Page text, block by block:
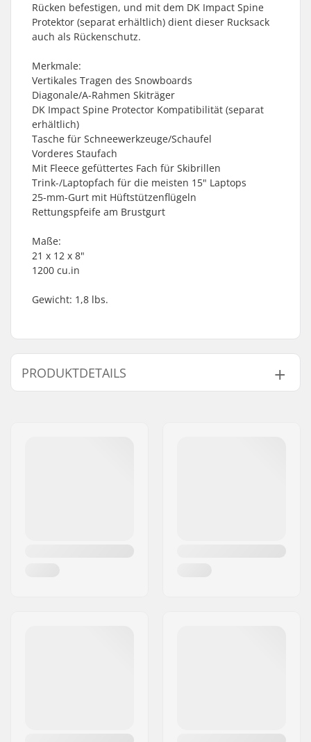
Rücken befestigen, und mit dem DK Impact Spine
Protektor (separat erhältlich) dient dieser Rucksack
auch als Rückenschutz.
Merkmale:
Vertikales Tragen des Snowboards
Diagonale/A-Rahmen Skiträger
DK Impact Spine Protector Kompatibilität (separat
erhältlich)
Tasche für Schneewerkzeuge/Schaufel
Vorderes Staufach
Mit Fleece gefüttertes Fach für Skibrillen
Trink-/Laptopfach für die meisten 15" Laptops
25-mm-Gurt mit Hüftstützenflügeln
Rettungspfeife am Brustgurt
Maße:
21 x 12 x 8"
1200 cu.in
Gewicht: 1,8 lbs.
PRODUKTDETAILS